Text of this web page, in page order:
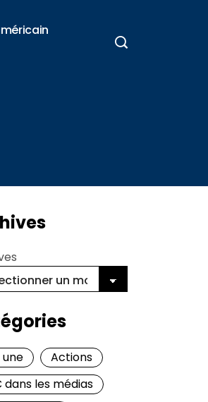
une
Actions
dans les médias